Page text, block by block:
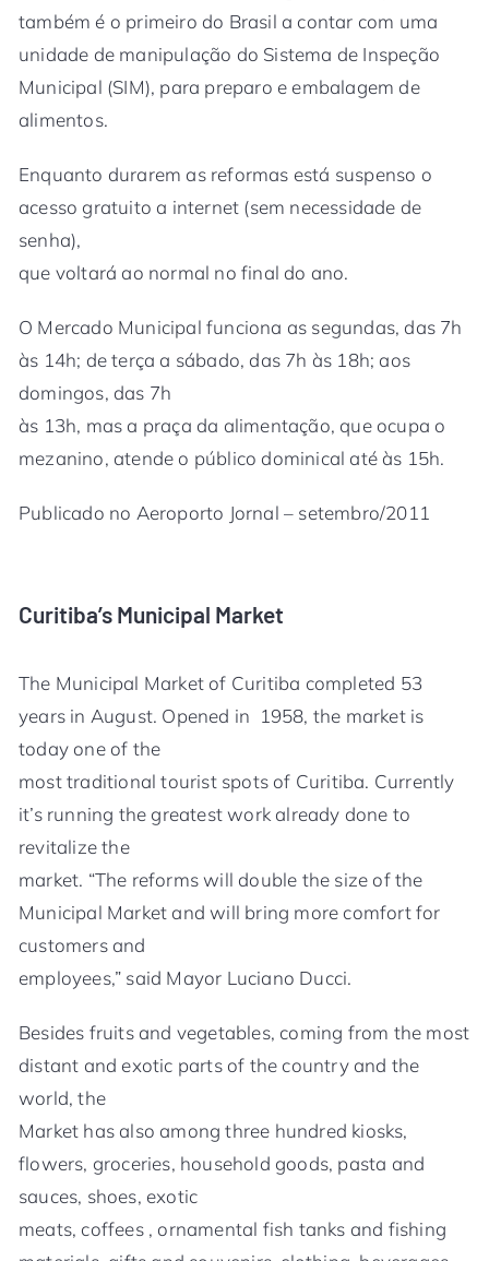
também é o primeiro do Brasil a contar com uma
unidade de manipulação do Sistema de Inspeção
Municipal (SIM), para preparo e embalagem de
alimentos.
Enquanto durarem as reformas está suspenso o
acesso gratuito a internet (sem necessidade de
senha),
que voltará ao normal no final do ano.
O Mercado Municipal funciona as segundas, das 7h
às 14h; de terça a sábado, das 7h às 18h; aos
domingos, das 7h
às 13h, mas a praça da alimentação, que ocupa o
mezanino, atende o público dominical até às 15h.
Publicado no Aeroporto Jornal – setembro/2011
Curitiba’s Municipal Market
The Municipal Market of Curitiba completed 53
years in August. Opened in 1958, the market is
today one of the
most traditional tourist spots of Curitiba. Currently
it’s running the greatest work already done to
revitalize the
market. “The reforms will double the size of the
Municipal Market and will bring more comfort for
customers and
employees,” said Mayor Luciano Ducci.
Besides fruits and vegetables, coming from the most
distant and exotic parts of the country and the
world, the
Market has also among three hundred kiosks,
flowers, groceries, household goods, pasta and
sauces, shoes, exotic
meats, coffees , ornamental fish tanks and fishing